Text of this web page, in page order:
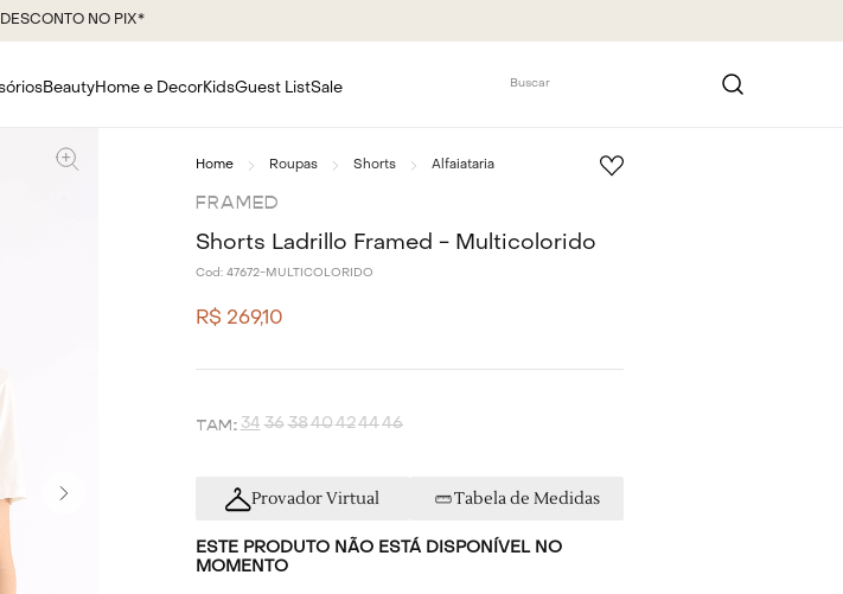
NO PIX*
BeautyHome e DecorKidsGuest ListSale
Buscar
Roupas Shorts Alfaiataria
FRAMED
Shorts Ladrillo Framed - Multicolorido
Cod: 47672-MULTICOLORIDO
R$ 269,10
34 36 3840424446
Provador Virtual Tabela de Medidas
ESTE PRODUTO NÃO ESTÁ DISPONÍVEL NO
MOMENTO